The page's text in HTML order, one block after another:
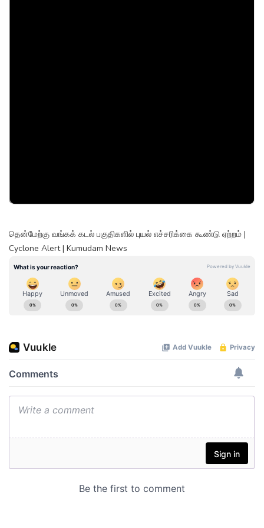
தென்மேற்கு வங்கக் கடல் பகுதிகளில் புயல் எச்சரிக்கை கூண்டு ஏற்றம் |
Cyclone Alert | Kumudam News